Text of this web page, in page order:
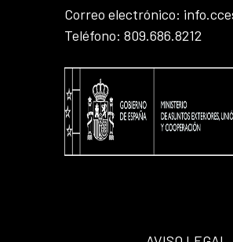
Correo electrónico:
Teléfono: 809.686.8212